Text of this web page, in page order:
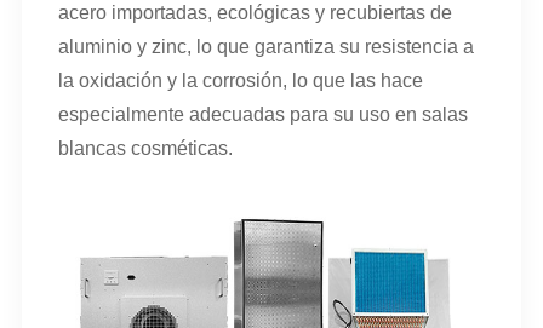
acero importadas, ecológicas y recubiertas de
aluminio y zinc, lo que garantiza su resistencia a
la oxidación y la corrosión, lo que las hace
especialmente adecuadas para su uso en salas
blancas cosméticas.